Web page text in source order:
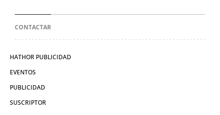
CONTACTAR
HATHOR PUBLICIDAD
EVENTOS
PUBLICIDAD
SUSCRIPTOR